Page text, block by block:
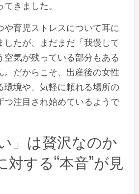
きました。
や育児ストレスについて耳に
したが、まだまだ「我慢して
空気が残っている部分もある
。だからこそ、出産後の女性
環境や、気軽に頼れる場所の
つ注目され始めているようで
」は贅沢なのか
対する“本音”が見